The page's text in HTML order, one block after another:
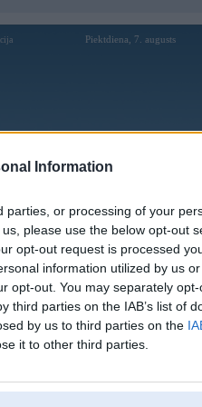
Information
parties, or processing of your
please use the below opt-out
opt-out request is processed
information utilized by us
opt-out. You may separately
third parties on the IAB’s list of
by us to third parties on the
it to other third parties.
Piektdiena, 7. augusts
Lietotāji
profils
77gggbrcom
77GG Análise Profissional: Estabilidade
e Qualidade
0
ziņojumi forumā